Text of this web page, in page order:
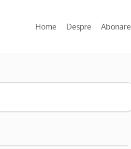
Home Despre Abonare